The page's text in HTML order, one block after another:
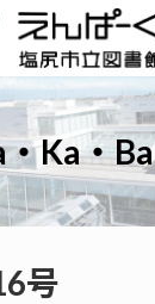
Ka・Ba
号